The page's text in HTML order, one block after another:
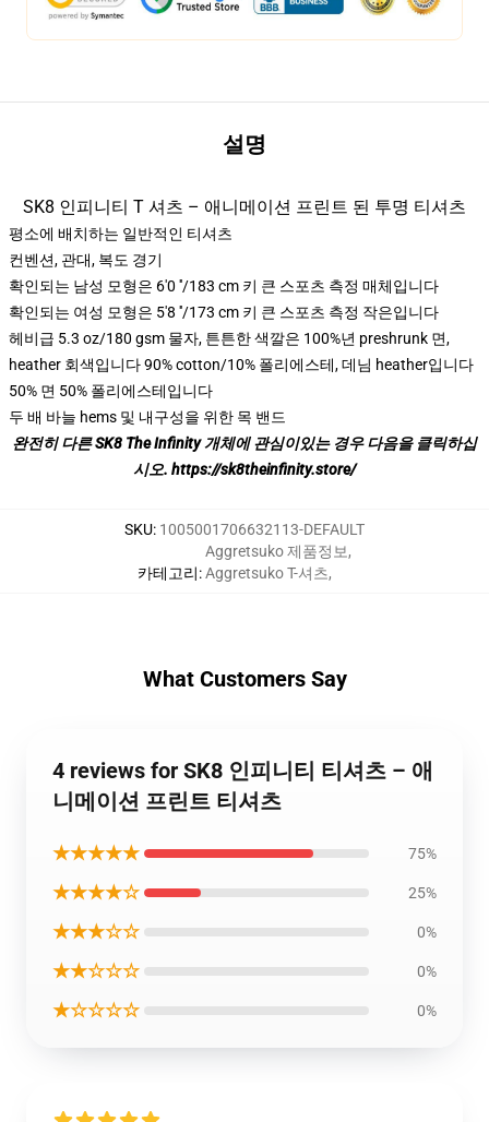
설명
SK8 인피니티 T 셔츠 – 애니메이션 프린트 된 투명 티셔츠
평소에 배치하는 일반적인 티셔츠
컨벤션, 관대, 복도 경기
확인되는 남성 모형은 6'0 ′′/183 cm 키 큰 스포츠 측정 매체입니다
확인되는 여성 모형은 5'8 ′′/173 cm 키 큰 스포츠 측정 작은입니다
헤비급 5.3 oz/180 gsm 물자, 튼튼한 색깔은 100%년 preshrunk 면,
heather 회색입니다 90% cotton/10% 폴리에스테, 데님 heather입니다
50% 면 50% 폴리에스테입니다
두 배 바늘 hems 및 내구성을 위한 목 밴드
완전히 다른 SK8 The Infinity 개체에 관심이있는 경우 다음을 클릭하십
시오. https://sk8theinfinity.store/
SKU: 1005001706632113-DEFAULT
카테고리:
Aggretsuko 제품정보,
Aggretsuko T-셔츠,
What Customers Say
4 reviews for SK8 인피니티 티셔츠 – 애
니메이션 프린트 티셔츠
★★★★★ 75%
★★★★☆ 25%
★★★☆☆ 0%
★★☆☆☆ 0%
★☆☆☆☆ 0%